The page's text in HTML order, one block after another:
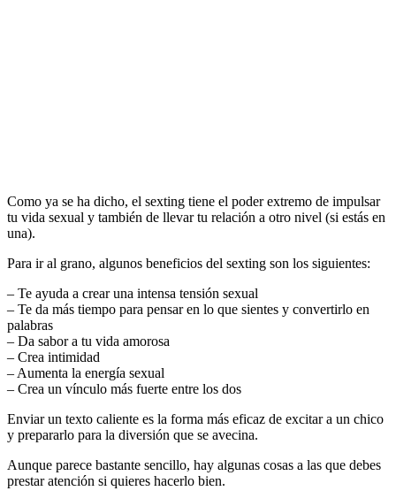
Como ya se ha dicho, el sexting tiene el poder extremo de impulsar
tu vida sexual y también de llevar tu relación a otro nivel (si estás en
una).
Para ir al grano, algunos beneficios del sexting son los siguientes:
– Te ayuda a crear una intensa tensión sexual
– Te da más tiempo para pensar en lo que sientes y convertirlo en
palabras
– Da sabor a tu vida amorosa
– Crea intimidad
– Aumenta la energía sexual
– Crea un vínculo más fuerte entre los dos
Enviar un texto caliente es la forma más eficaz de excitar a un chico
y prepararlo para la diversión que se avecina.
Aunque parece bastante sencillo, hay algunas cosas a las que debes
prestar atención si quieres hacerlo bien.